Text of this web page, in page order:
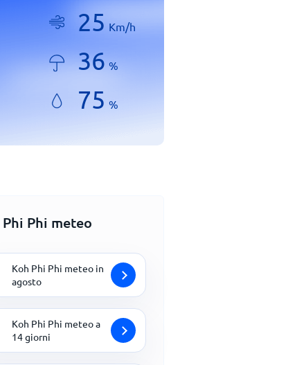
25 Km/h
36 %
75 %
Phi meteo
Koh Phi Phi meteo in
agosto
Koh Phi Phi meteo a
14 giorni